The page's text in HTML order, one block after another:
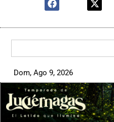
Dom, Ago 9, 2026